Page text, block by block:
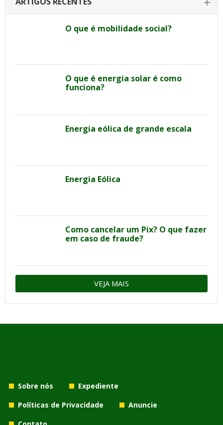
O que é mobilidade social?
O que é energia solar é como
funciona?
Energia eólica de grande escala
Energia Eólica
Como cancelar um Pix? O que fazer
em caso de fraude?
VEJA MAIS
Sobre nós
Expediente
Políticas de Privacidade
Anuncie